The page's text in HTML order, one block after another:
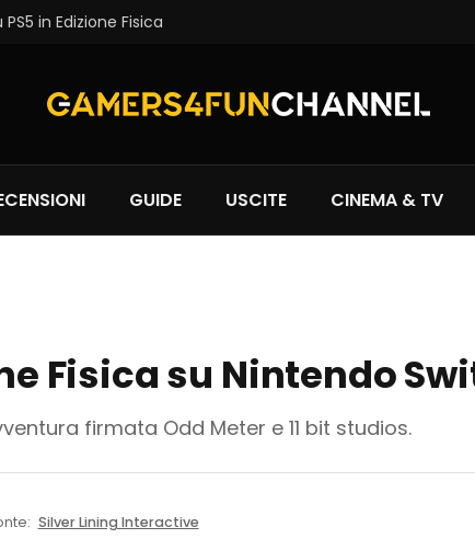
in Edizione Fisica
GUIDE USCITE CINEMA & TV
Fisica su Nintendo
firmata Odd Meter e 11 bit studios.
Silver Lining Interactive